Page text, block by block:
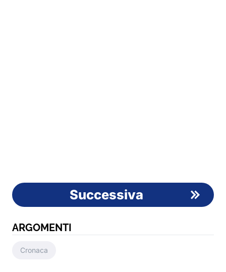
Successiva
ARGOMENTI
Cronaca